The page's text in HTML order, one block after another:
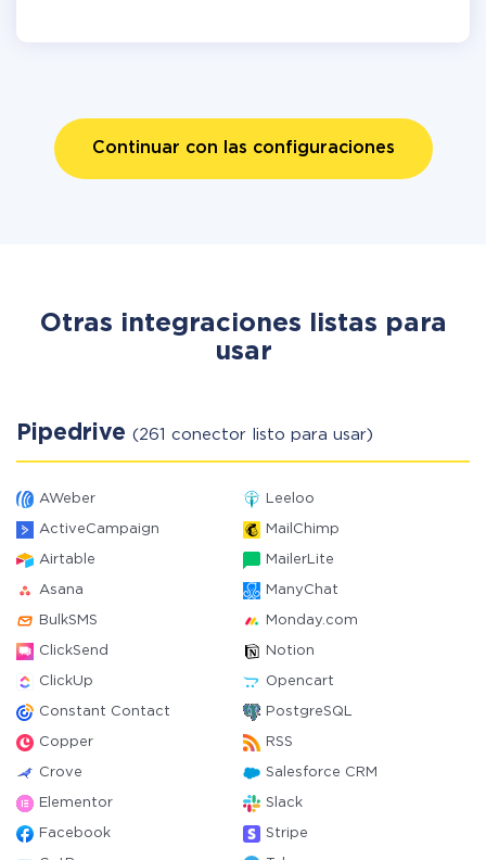
Continuar con las configuraciones
Otras integraciones listas para
usar
Pipedrive (261 conector listo para usar)
AWeber Leeloo
ActiveCampaign MailChimp
Airtable MailerLite
Asana ManyChat
BulkSMS Monday.com
ClickSend Notion
ClickUp Opencart
Constant Contact PostgreSQL
Copper RSS
Crove Salesforce CRM
Elementor Slack
Facebook Stripe